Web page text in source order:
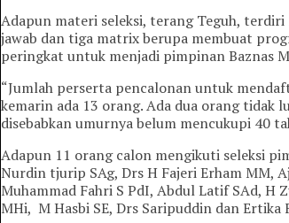
Adapun materi seleksi, terang Teguh, terdiri
jawab dan tiga matrix berupa membuat
peringkat untuk menjadi pimpinan Baznas
“Jumlah perserta pencalonan untuk
kemarin ada 13 orang. Ada dua orang tidak
disebabkan umurnya belum mencukupi 40
Adapun 11 orang calon mengikuti seleksi
Nurdin tjurip SAg, Drs H Fajeri Erham MM,
Muhammad Fahri S PdI, Abdul Latif SAd, H
MHi, M Hasbi SE, Drs Saripuddin dan Ertika